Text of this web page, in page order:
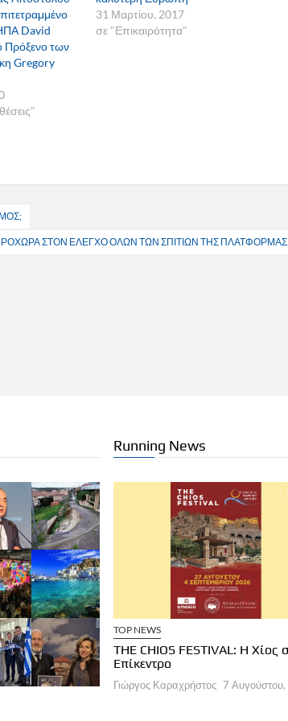
David
Πρόξενο των
Gregory
31 Μαρτίου, 2017
σε "Επικαιρότητα"
ΣΤΟΝ ΕΛΕΓΧΟ ΟΛΩΝ ΤΩΝ ΣΠΙΤΙΩΝ ΤΗΣ
Running News
Αποδράσεις &
7 Αυγούστου, 2026
TOP NEWS
THE CHIOS FESTIVAL: Η Χίος
Επίκεντρο
Γιώργος Καραχρήστος 7